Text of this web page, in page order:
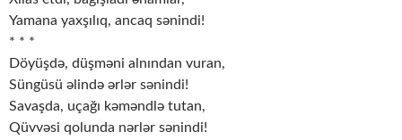
Yamana yaxşılıq, ancaq sənindi!
* * *
Döyüşdə, düşməni alnından vuran,
Süngüsü əlində ərlər sənindi!
Savaşda, uçağı kəməndlə tutan,
Qüvvəsi qolunda nərlər sənindi!